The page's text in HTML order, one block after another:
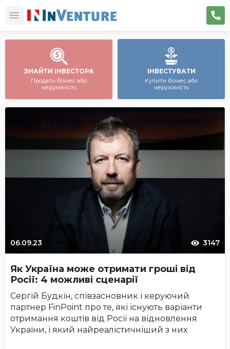
ЗНАЙТИ ІНВЕСТОРА
Продати бізнес або
нерухомість
ІНВЕСТУВАТИ
Купити бізнес або
нерухомість
06.09.23 3147
Як Україна може отримати гроші від
Росії: 4 можливі сценарії
Сергій Будкін, співзасновник і керуючий
партнер FinPoint про те, які існують варіанти
отримання коштів від Росії на відновлення
України, і який найреалістичніший з них